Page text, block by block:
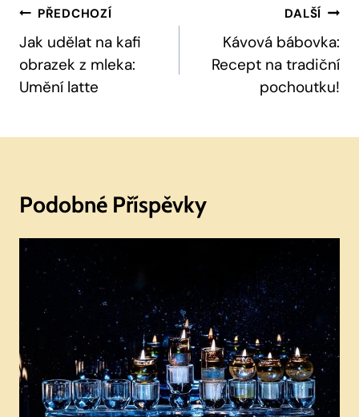
Navigace
Pro
Příspěvek
PŘEDCHOZÍ
Jak udělat na kafi
obrazek z mleka:
Umění latte
DALŠÍ
Kávová bábovka:
Recept na tradiční
pochoutku!
Podobné Příspěvky